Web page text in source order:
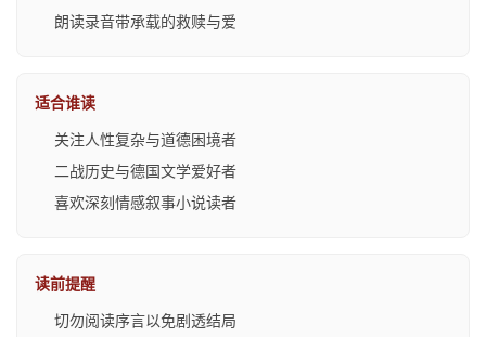
朗读录音带承载的救赎与爱
适合谁读
关注人性复杂与道德困境者
二战历史与德国文学爱好者
喜欢深刻情感叙事小说读者
读前提醒
切勿阅读序言以免剧透结局